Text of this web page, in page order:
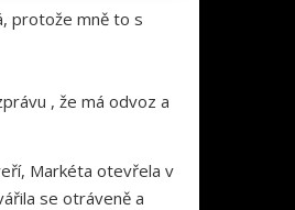
protože mně to s
, že má odvoz a
Markéta otevřela v
se otráveně a